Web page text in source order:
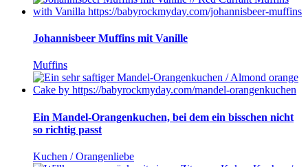
Johannisbeer Muffins mit Vanille
Muffins
Ein Mandel-Orangenkuchen, bei dem ein bisschen nicht
so richtig passt
Kuchen / Orangenliebe